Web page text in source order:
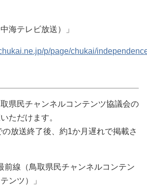
海テレビ放送）」
p/page/chukai/
県民チャンネルコンテンツ協議会の
ただけます。
の放送終了後、約1か月遅れで掲載さ
前線（鳥取県民チャンネルコンテン
ンツ）」